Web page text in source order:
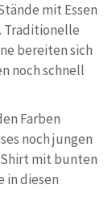
mit Essen
Traditionelle
bereiten sich
noch schnell
Farben
noch jungen
mit bunten
in diesen